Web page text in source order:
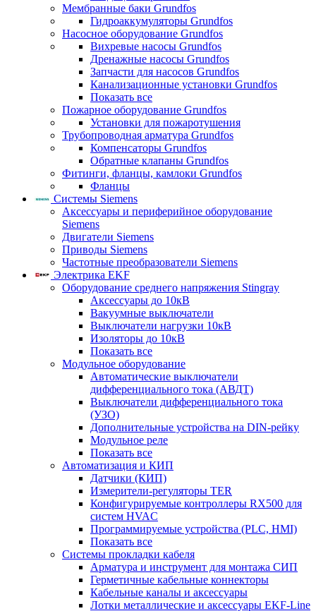
Мембранные баки Grundfos
Гидроаккумуляторы Grundfos
Насосное оборудование Grundfos
Вихревые насосы Grundfos
Дренажные насосы Grundfos
Запчасти для насосов Grundfos
Канализационные установки Grundfos
Показать все
Пожарное оборудование Grundfos
Установки для пожаротушения
Трубопроводная арматура Grundfos
Компенсаторы Grundfos
Обратные клапаны Grundfos
Фитинги, фланцы, камлоки Grundfos
Фланцы
Системы Siemens
Аксессуары и периферийное оборудование
Siemens
Двигатели Siemens
Приводы Siemens
Частотные преобразователи Siemens
Электрика EKF
Оборудование среднего напряжения Stingray
Аксессуары до 10кВ
Вакуумные выключатели
Выключатели нагрузки 10кВ
Изоляторы до 10кВ
Показать все
Модульное оборудование
Автоматические выключатели
дифференциального тока (АВДТ)
Выключатели дифференциального тока
(УЗО)
Дополнительные устройства на DIN-рейку
Модульное реле
Показать все
Автоматизация и КИП
Датчики (КИП)
Измерители-регуляторы TER
Конфигурируемые контроллеры RX500 для
систем HVAC
Программируемые устройства (PLC, HMI)
Показать все
Системы прокладки кабеля
Арматура и инструмент для монтажа СИП
Герметичные кабельные коннекторы
Кабельные каналы и аксессуары
Лотки металлические и аксессуары EKF-Line